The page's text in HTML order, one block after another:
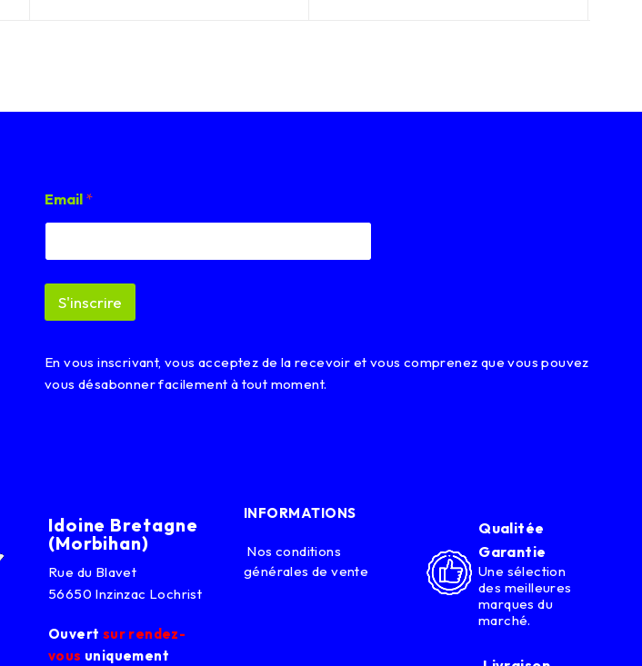
m
a
l
m
i
E
a
Email *
S'inscrire
En vous inscrivant, vous acceptez de la recevoir et vous comprenez que vous pouvez
vous désabonner facilement à tout moment.
Idoine Bretagne
(Morbihan)
Rue du Blavet
56650 Inzinzac Lochrist
Ouvert sur rendez-
vous uniquement
INFORMATIONS
Nos conditions
générales de vente
Qualitée
Garantie
Une sélection
des meilleures
marques du
marché.